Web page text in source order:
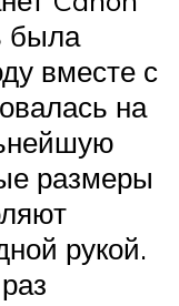
была
вместе с
на
размеры
рукой.